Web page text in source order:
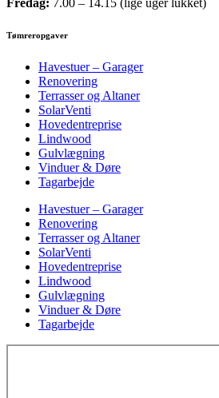
Fredag: 7.00 – 14.15 (lige uger lukket)
Tømreropgaver
Havestuer – Garager
Renovering
Terrasser og Altaner
SolarVenti
Hovedentreprise
Lindwood
Gulvlægning
Vinduer & Døre
Tagarbejde
Havestuer – Garager
Renovering
Terrasser og Altaner
SolarVenti
Hovedentreprise
Lindwood
Gulvlægning
Vinduer & Døre
Tagarbejde